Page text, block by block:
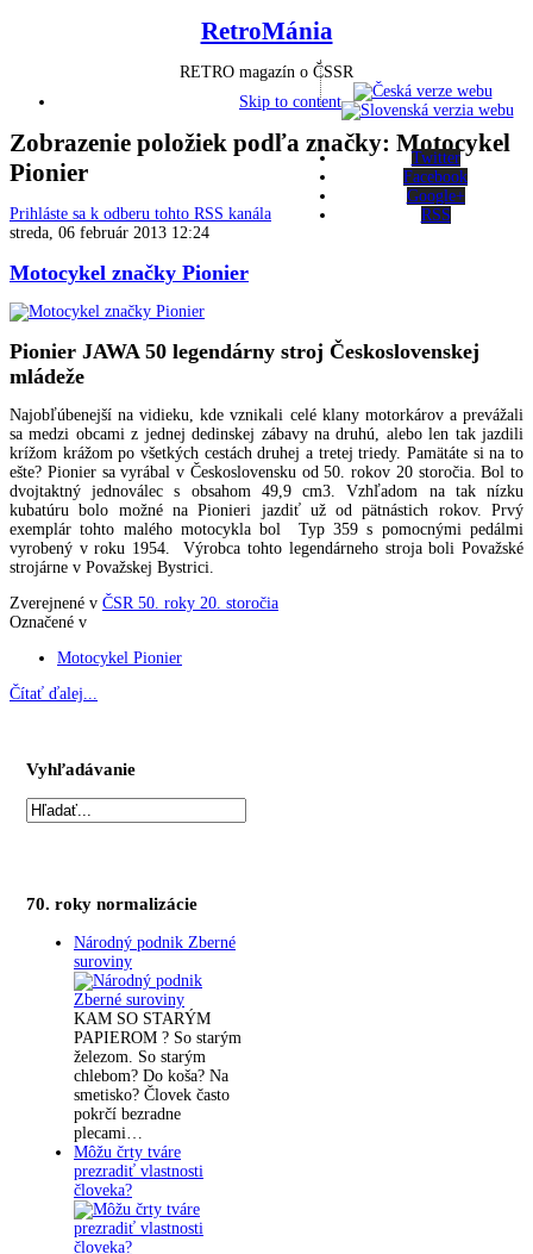
RetroMánia
RETRO magazín o ČSSR
Twitter
Facebook
Google+
RSS
Skip to content
Zobrazenie položiek podľa značky: Motocykel
Pionier
Prihláste sa k odberu tohto RSS kanála
streda, 06 február 2013 12:24
Motocykel značky Pionier
Pionier JAWA 50 legendárny stroj Československej
mládeže
Najobľúbenejší na vidieku, kde vznikali celé klany motorkárov a prevážali
sa medzi obcami z jednej dedinskej zábavy na druhú, alebo len tak jazdili
krížom krážom po všetkých cestách druhej a tretej triedy. Pamätáte si na to
ešte? Pionier sa vyrábal v Československu od 50. rokov 20 storočia. Bol to
dvojtaktný jednoválec s obsahom 49,9 cm3. Vzhľadom na tak nízku
kubatúru bolo možné na Pionieri jazdiť už od pätnástich rokov. Prvý
exemplár tohto malého motocykla bol Typ 359 s pomocnými pedálmi
vyrobený v roku 1954. Výrobca tohto legendárneho stroja boli Považské
strojárne v Považskej Bystrici.
Zverejnené v ČSR 50. roky 20. storočia
Označené v
Motocykel Pionier
Čítať ďalej...
Vyhľadávanie
70. roky normalizácie
Národný podnik Zberné
suroviny
KAM SO STARÝM
PAPIEROM ? So starým
železom. So starým
chlebom? Do koša? Na
smetisko? Človek často
pokrčí bezradne
plecami…
Môžu črty tváre
prezradiť vlastnosti
človeka?